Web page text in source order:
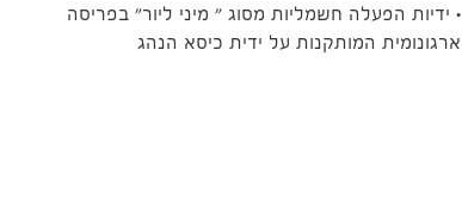
• ידיות הפעלה חשמליות מסוג " מיני ליור" בפריסה
ארגונומית המותקנות על ידית כיסא הנהג